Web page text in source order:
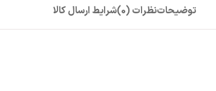
توضیحاتنظرات (0) شرایط ارسال کالا